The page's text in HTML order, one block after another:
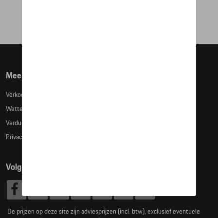
Meer info
Verkoopsvoorwaarden
Wettelijke bepalingen
Verduidelijking kledingmaten
Privacybeleid
Volg Ons
De prijzen op deze site zijn adviesprijzen (incl. btw), exclusief eventuele